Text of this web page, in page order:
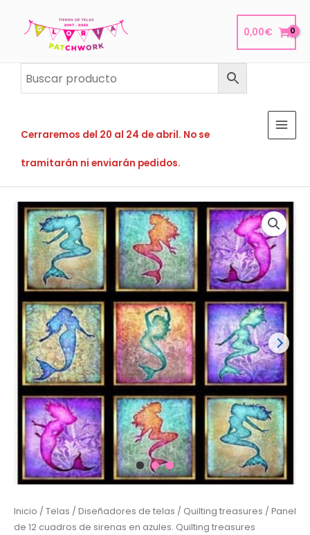
0,00€
Cerraremos del 20 al 24 de abril. No se
tramitarán ni enviarán pedidos.
Inicio / Telas / Diseñadores de telas / Quilting treasures / Panel
de 12 cuadros de sirenas en azules. Quilting treasures